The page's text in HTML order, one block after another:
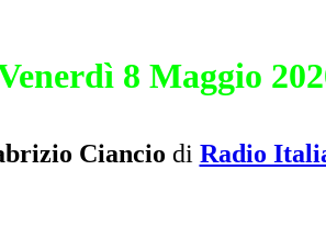
8 Maggio
Ciancio di Radio